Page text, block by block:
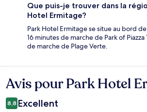
Que puis-je trouver dans la
Hotel Ermitage?
Park Hotel Ermitage se situe au bord
16 minutes de marche de Park of
de marche de Plage Verte.
Avis
Avis pour Park Hotel
8,8 Excellent